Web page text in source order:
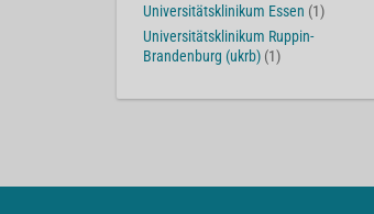
Universitätsklinikum Essen (1)
Universitätsklinikum Ruppin-
Brandenburg (ukrb) (1)